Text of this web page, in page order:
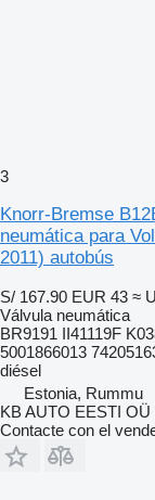
3
Knorr-Bremse
neumática para
2011) autobús
S/ 167.90 EUR 43 ≈
Válvula neumática
BR9191 II41119F
5001866013
diésel
Estonia, Rummu
KB AUTO EESTI OÜ
Contacte con el